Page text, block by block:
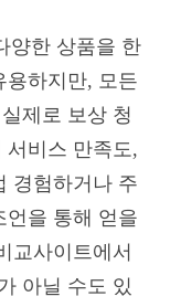
양한 상품을 한
용하지만, 모든
제로 보상 청
서비스 만족도,
경험하거나 주
언을 통해 얻을
교사이트에서
아닐 수도 있